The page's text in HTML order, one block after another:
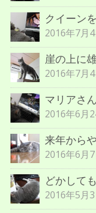
クイーン
2016年7月4
崖の上に
2016年7月4
マリアさ
2016年6月
来年から
2016年6月7
どかして
2016年5月3